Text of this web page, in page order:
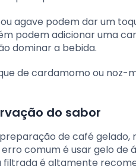
agave podem dar um
podem adicionar uma
dominar a bebida.
de cardamomo ou
do sabor
de café
comum é usar gelo de
filtrada é altamente